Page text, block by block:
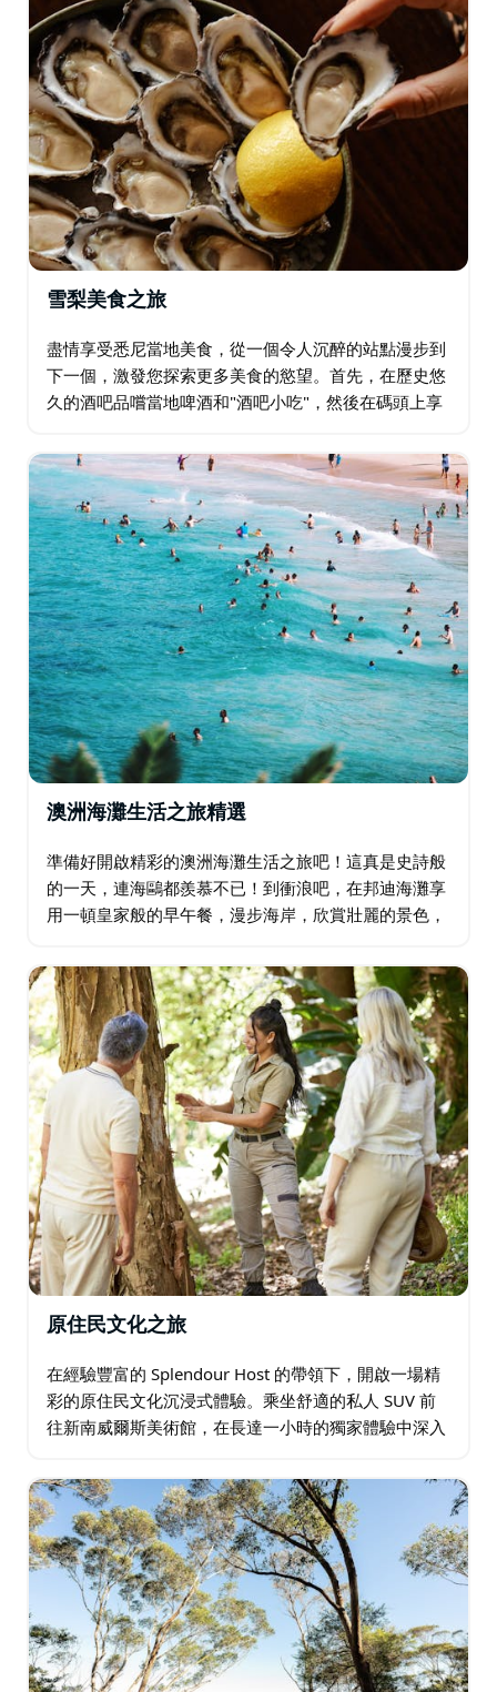
雪梨美食之旅
盡情享受悉尼當地美食，從一個令人沉醉的站點漫步到
下一個，激發您探索更多美食的慾望。首先，在歷史悠
久的酒吧品嚐當地啤酒和"酒吧小吃"，然後在碼頭上享
享用令人垂涎的兩道菜午餐，搭配當地優質啤酒或葡萄
酒…
澳洲海灘生活之旅精選
準備好開啟精彩的澳洲海灘生活之旅吧！這真是史詩般
的一天，連海鷗都羨慕不已！到衝浪吧，在邦迪海灘享
用一頓皇家般的早午餐，漫步海岸，欣賞壯麗的景色，
以及Instagram無法展現的美景…
原住民文化之旅
在經驗豐富的 Splendour Host 的帶領下，開啟一場精
彩的原住民文化沉浸式體驗。乘坐舒適的私人 SUV 前
往新南威爾斯美術館，在長達一小時的獨家體驗中深入
領的兩小時私人原住民徒步之旅…